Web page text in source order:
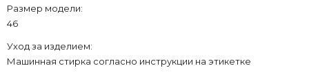
Размер модели:
46
Уход за изделием:
Машинная стирка согласно инструкции на этикетке